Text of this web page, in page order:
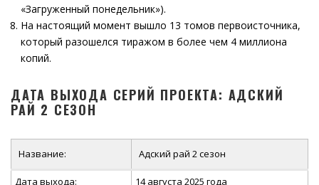
«Загруженный понедельник»).
На настоящий момент вышло 13 томов первоисточника,
который разошелся тиражом в более чем 4 миллиона
копий.
ДАТА ВЫХОДА СЕРИЙ ПРОЕКТА: АДСКИЙ
РАЙ 2 СЕЗОН
Название: Адский рай 2 сезон
Дата выхода:
14 августа 2025 года